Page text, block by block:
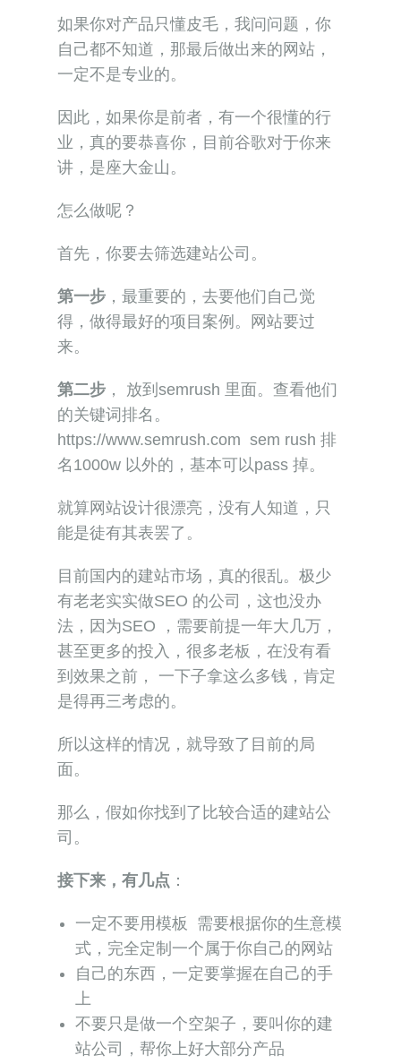
如果你对产品只懂皮毛，我问问题，你
自己都不知道，那最后做出来的网站，
一定不是专业的。
因此，如果你是前者，有一个很懂的行
业，真的要恭喜你，目前谷歌对于你来
讲，是座大金山。
怎么做呢？
首先，你要去筛选建站公司。
第一步 ，最重要的，去要他们自己觉
得，做得最好的项目案例。网站要过
来。
第二步 ， 放到semrush 里面。查看他们
的关键词排名。
https://www.semrush.com sem rush 排
名1000w 以外的，基本可以pass 掉。
就算网站设计很漂亮，没有人知道，只
能是徒有其表罢了。
目前国内的建站市场，真的很乱。极少
有老老实实做SEO 的公司，这也没办
法，因为SEO ，需要前提一年大几万，
甚至更多的投入，很多老板，在没有看
到效果之前， 一下子拿这么多钱，肯定
是得再三考虑的。
所以这样的情况，就导致了目前的局
面。
那么，假如你找到了比较合适的建站公
司。
接下来，有几点 ：
一定不要用模板 需要根据你的生意模
式，完全定制一个属于你自己的网站
自己的东西，一定要掌握在自己的手
上
不要只是做一个空架子，要叫你的建
站公司，帮你上好大部分产品